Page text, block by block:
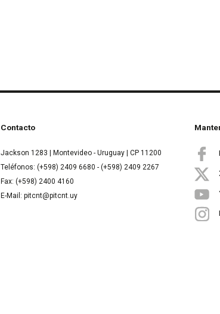
Contacto
Jackson 1283 | Montevideo - Uruguay | CP 11200
Teléfonos: (+598) 2409 6680 - (+598) 2409 2267
Fax: (+598) 2400 4160
E-Mail: pitcnt@pitcnt.uy